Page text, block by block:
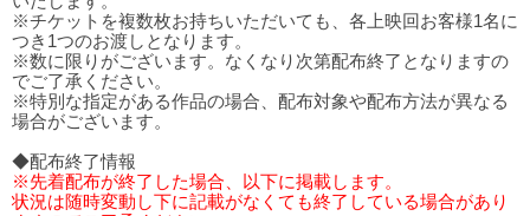
※チケットを複数枚お持ちいただいても、各上映回お客様1名に
つき1つのお渡しとなります。
※数に限りがございます。なくなり次第配布終了となりますの
でご了承ください。
※特別な指定がある作品の場合、配布対象や配布方法が異なる
場合がございます。
◆配布終了情報
※先着配布が終了した場合、以下に掲載します。
状況は随時変動し下に記載がなくても終了している場合があり